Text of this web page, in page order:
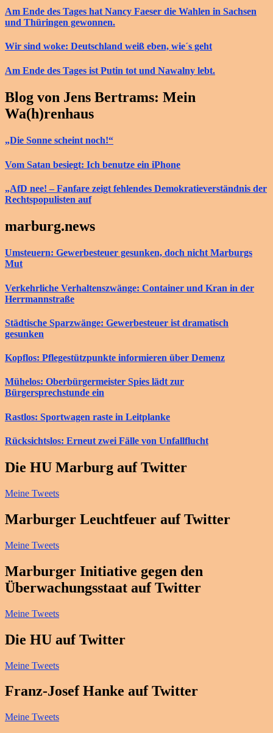
Am Ende des Tages hat Nancy Faeser die Wahlen in Sachsen
und Thüringen gewonnen.
Wir sind woke: Deutschland weiß eben, wie´s geht
Am Ende des Tages ist Putin tot und Nawalny lebt.
Blog von Jens Bertrams: Mein
Wa(h)renhaus
„Die Sonne scheint noch!“
Vom Satan besiegt: Ich benutze ein iPhone
„AfD nee! – Fanfare zeigt fehlendes Demokratieverständnis der
Rechtspopulisten auf
marburg.news
Umsteuern: Gewerbesteuer gesunken, doch nicht Marburgs
Mut
Verkehrliche Verhaltenszwänge: Container und Kran in der
Herrmannstraße
Städtische Sparzwänge: Gewerbesteuer ist dramatisch
gesunken
Kopflos: Pflegestützpunkte informieren über Demenz
Mühelos: Oberbürgermeister Spies lädt zur
Bürgersprechstunde ein
Rastlos: Sportwagen raste in Leitplanke
Rücksichtslos: Erneut zwei Fälle von Unfallflucht
Die HU Marburg auf Twitter
Meine Tweets
Marburger Leuchtfeuer auf Twitter
Meine Tweets
Marburger Initiative gegen den
Überwachungsstaat auf Twitter
Meine Tweets
Die HU auf Twitter
Meine Tweets
Franz-Josef Hanke auf Twitter
Meine Tweets